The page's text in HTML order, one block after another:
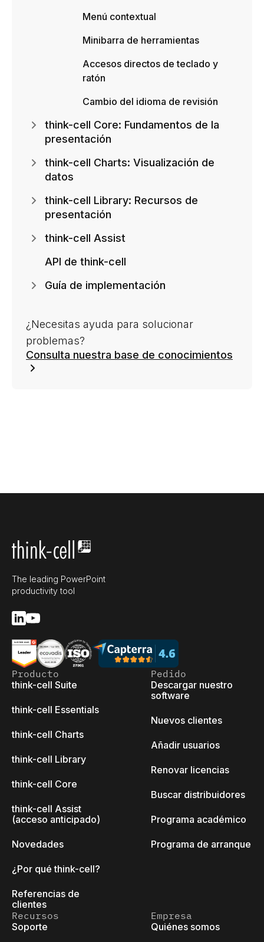
Menú contextual
Minibarra de herramientas
Accesos directos de teclado y
ratón
Cambio del idioma de revisión
think-cell Core: Fundamentos de la
presentación
think-cell Charts: Visualización de
datos
think-cell Library: Recursos de
presentación
think-cell Assist
API de think-cell
Guía de implementación
¿Necesitas ayuda para solucionar
problemas?
Consulta nuestra base de conocimientos
The leading PowerPoint
productivity tool
Producto
think-cell Suite
think-cell Essentials
think-cell Charts
think-cell Library
think-cell Core
think-cell Assist
(acceso anticipado)
Novedades
¿Por qué think-cell?
Referencias de
clientes
Pedido
Descargar nuestro
software
Nuevos clientes
Añadir usuarios
Renovar licencias
Buscar distribuidores
Programa académico
Programa de arranque
Recursos
Soporte
Empresa
Quiénes somos